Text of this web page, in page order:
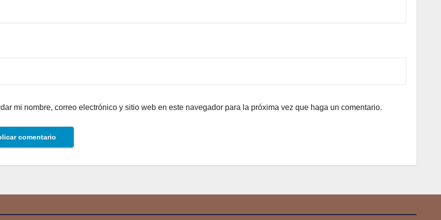
mi nombre, correo electrónico y sitio web en este navegador para la próxima vez que haga un comentario.